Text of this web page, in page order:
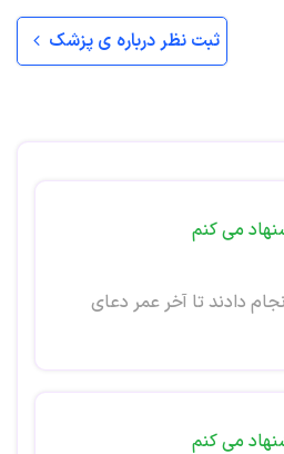
ثبت نظر درباره ی پزشک
می کنم
دادند تا آخر عمر دعای
می کنم